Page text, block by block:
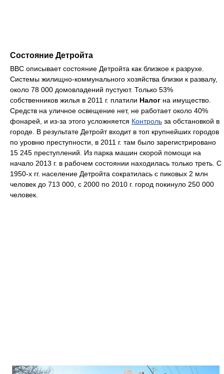
Состояние Детройта
ВВС описывает состояние Детройта как близкое к разрухе.
Системы жилищно-коммунального хозяйства близки к развалу,
около 78 000 домовладений пустуют. Только 53%
собственников жилья в 2011 г. платили Налог на имущество.
Средств на уличное освещение нет, не работает около 40%
фонарей, и из-за этого усложняется Контроль за обстановкой в
городе. В результате Детройт входит в топ крупнейших городов
по уровню преступности, в 2011 г. там было зарегистрировано
15 245 преступлений. Из парка машин скорой помощи на
начало 2013 г. в рабочем состоянии находилась только треть. С
1950-х гг. население Детройта сократилась с пиковых 2 млн
человек до 713 000, с 2000 по 2010 г. город покинуло 250 000
человек.